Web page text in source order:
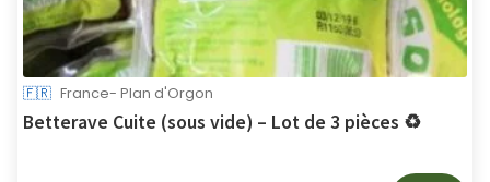
🇫🇷 France- Plan d'Orgon
Betterave Cuite (sous vide) – Lot de 3 pièces ♻